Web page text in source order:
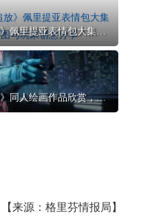
《少女前线2：追放》佩里提亚表情包大集合！热门梗图与玩家创意分享
《少女前线2：追放》同人绘画作品欣赏，创作者与精彩作品推荐
【来源：格里芬情报局】